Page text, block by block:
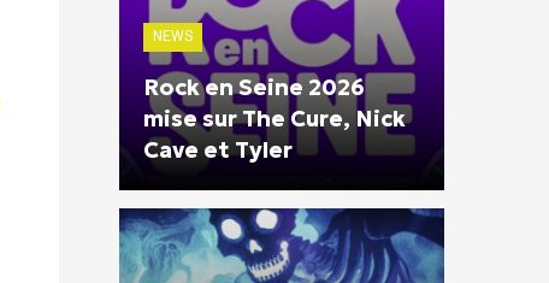
NEWS
Rock en Seine 2026
mise sur The Cure, Nick
Cave et Tyler